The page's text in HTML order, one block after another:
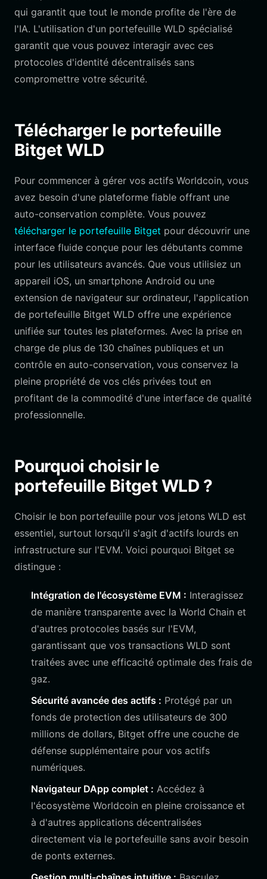
qui garantit que tout le monde profite de l'ère de
l'IA. L'utilisation d'un portefeuille WLD spécialisé
garantit que vous pouvez interagir avec ces
protocoles d'identité décentralisés sans
compromettre votre sécurité.
Télécharger le portefeuille
Bitget WLD
Pour commencer à gérer vos actifs Worldcoin, vous
avez besoin d'une plateforme fiable offrant une
auto-conservation complète. Vous pouvez
télécharger le portefeuille Bitget pour découvrir une
interface fluide conçue pour les débutants comme
pour les utilisateurs avancés. Que vous utilisiez un
appareil iOS, un smartphone Android ou une
extension de navigateur sur ordinateur, l'application
de portefeuille Bitget WLD offre une expérience
unifiée sur toutes les plateformes. Avec la prise en
charge de plus de 130 chaînes publiques et un
contrôle en auto-conservation, vous conservez la
pleine propriété de vos clés privées tout en
profitant de la commodité d'une interface de qualité
professionnelle.
Pourquoi choisir le
portefeuille Bitget WLD ?
Choisir le bon portefeuille pour vos jetons WLD est
essentiel, surtout lorsqu'il s'agit d'actifs lourds en
infrastructure sur l'EVM. Voici pourquoi Bitget se
distingue :
Intégration de l'écosystème EVM : Interagissez
de manière transparente avec la World Chain et
d'autres protocoles basés sur l'EVM,
garantissant que vos transactions WLD sont
traitées avec une efficacité optimale des frais de
gaz.
Sécurité avancée des actifs : Protégé par un
fonds de protection des utilisateurs de 300
millions de dollars, Bitget offre une couche de
défense supplémentaire pour vos actifs
numériques.
Navigateur DApp complet : Accédez à
l'écosystème Worldcoin en pleine croissance et
à d'autres applications décentralisées
directement via le portefeuille sans avoir besoin
de ponts externes.